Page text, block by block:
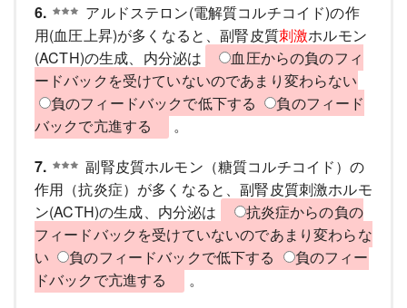
6.
アルドステロン(電解質コルチコイド)の作
用(血圧上昇)が多くなると、副腎皮質刺激ホルモン
(ACTH)の生成、内分泌は
血圧からの負のフィ
ードバックを受けていないのであまり変わらない
負のフィードバックで低下する
負のフィード
バックで亢進する
。
7.
副腎皮質ホルモン（糖質コルチコイド）の
作用（抗炎症）が多くなると、副腎皮質刺激ホルモ
ン(ACTH)の生成、内分泌は
抗炎症からの負の
フィードバックを受けていないのであまり変わらな
い
負のフィードバックで低下する
負のフィー
ドバックで亢進する
。